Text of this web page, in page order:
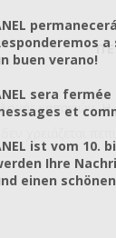
καπακιών. Η
χρειάζεται
buen verano!
sera
et
ist vom 10.
Ihre
einen